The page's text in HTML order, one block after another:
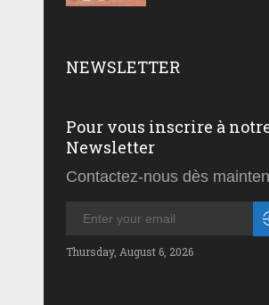
NEWSLETTER
Pour vous inscrire à
Newsletter
Contactez-nous dès
Thursday, August 6, 2026